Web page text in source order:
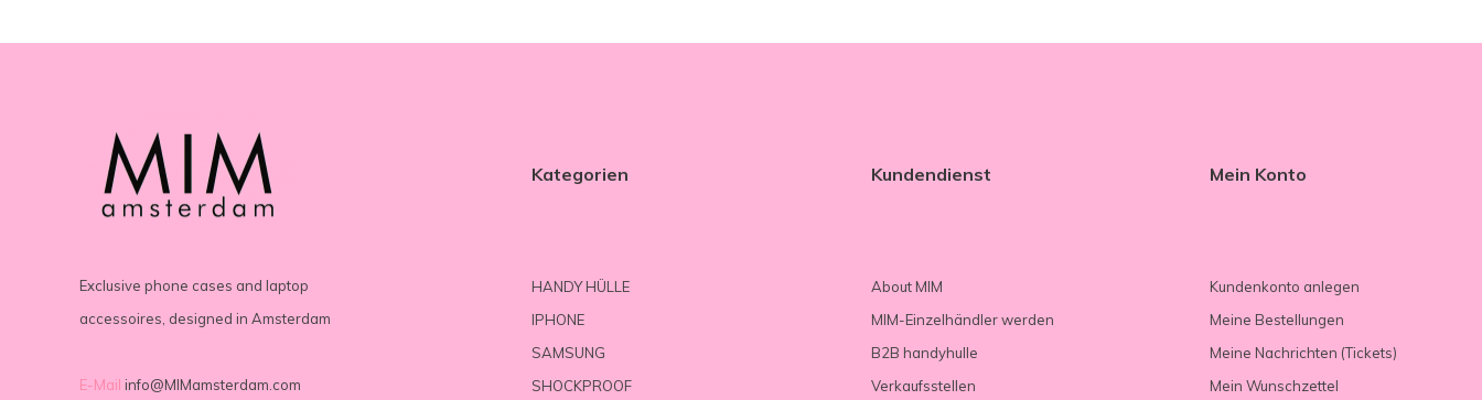
Exclusive phone cases and laptop
accessoires, designed in Amsterdam
E-Mail info@MIMamsterdam.com
Kategorien
HANDY HÜLLE
IPHONE
SAMSUNG
SHOCKPROOF
Kundendienst
About MIM
MIM-Einzelhändler werden
B2B handyhulle
Verkaufsstellen
Mein Konto
Kundenkonto anlegen
Meine Bestellungen
Meine Nachrichten (Tickets)
Mein Wunschzettel